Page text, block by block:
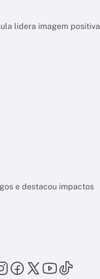
lidera imagem positiva
e destacou impactos